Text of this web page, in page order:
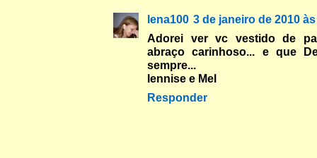
lena100 3 de janeiro de 2010
Adorei ver vc vestido de
abraço carinhoso... e que
sempre...
lennise e Mel
Responder